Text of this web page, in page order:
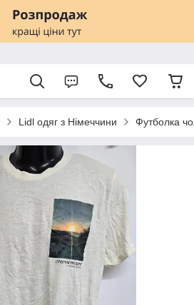
Lidl одяг з Німеччини Футболка